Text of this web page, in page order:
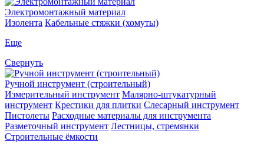
Электромонтажный материал
Изолента Кабельные стяжки (хомуты)
Еще
Свернуть
Ручной инструмент (строительный)
Измерительный инструмент Малярно-штукатурный
инструмент Крестики для плитки Слесарный инструмент
Пистолеты Расходные материалы для инструмента
Разметочный инструмент Лестницы, стремянки
Строительные ёмкости